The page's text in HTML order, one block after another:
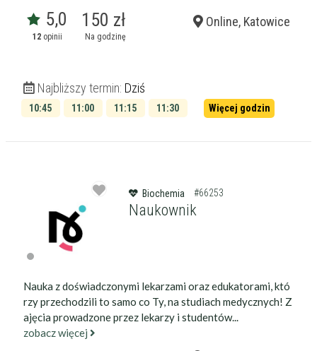
5,0
12opinii
150 zł
Na godzinę
Online, Katowice
Najbliższy termin: Dziś
10:45 11:00 11:15
11:30
Więcej godzin
Biochemia #66253
Naukownik
Nauka z doświadczonymi lekarzami oraz edukatorami, któ
rzy przechodzili to samo co Ty, na studiach medycznych! Z
ajęcia prowadzone przez lekarzy i studentów...
zobacz więcej